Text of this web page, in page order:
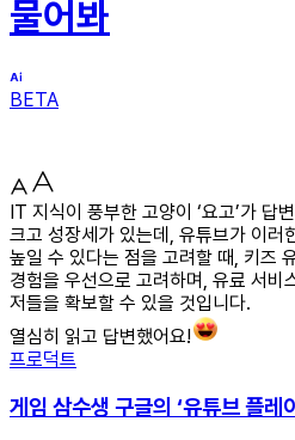
물어봐
BETA
IT 지식이 풍부한 고양이 ‘요고’가 답
크고 성장세가 있는데, 유튜브가 이러
높일 수 있다는 점을 고려할 때, 키즈
경험을 우선으로 고려하며, 유료 서
저들을 확보할 수 있을 것입니다.
열심히 읽고 답변했어요!
프로덕트
게임 삼수생 구글의 ‘유튜브 플레